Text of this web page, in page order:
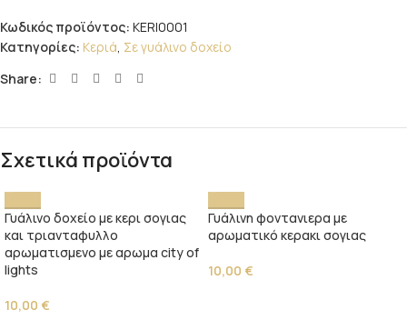
Κωδικός προϊόντος: KERI0001
Κατηγορίες: Κεριά, Σε γυάλινο δοχείο
Share:
Σχετικά προϊόντα
Γυάλινο δοχείο με κερι σογιας
και τριανταφυλλο
αρωματισμενο με αρωμα city of
lights
10,00 €
Γυάλινη φοντανιερα με
αρωματικό κερακι σογιας
10,00 €